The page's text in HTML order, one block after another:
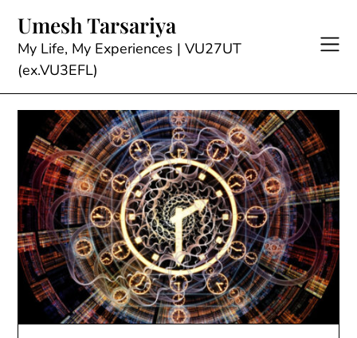
content
Umesh Tarsariya
My Life, My Experiences | VU27UT
(ex.VU3EFL)